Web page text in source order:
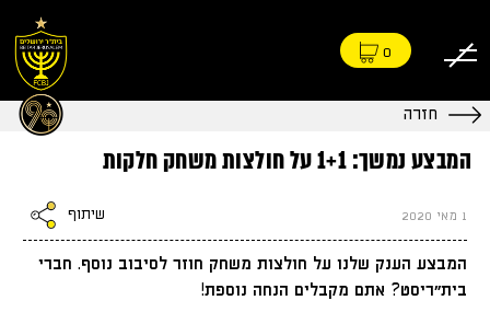
0
חזרה
המבצע נמשך: 1+1 על חולצות משחק חלקות
1 מאי 2020 שיתוף
המבצע הענק שלנו על חולצות משחק חוזר לסיבוב נוסף. חברי
בית״ריסט? אתם מקבלים הנחה נוספת!